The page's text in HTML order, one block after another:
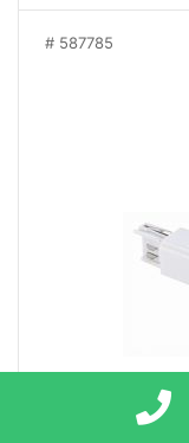
587785